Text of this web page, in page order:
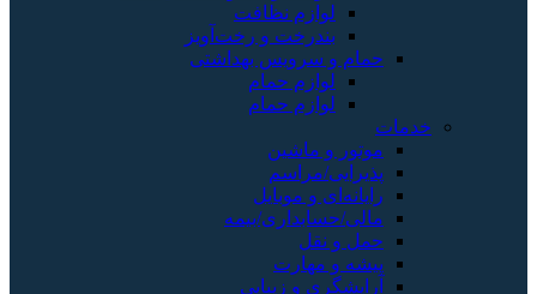
لوازم نظافت
بندرخت و رخت‌آویز
حمام و سرویس بهداشتی
لوازم حمام
لوازم حمام
خدمات
موتور و ماشین
پذیرایی/مراسم
رایانه‌ای و موبایل
مالی/حسابداری/بیمه
حمل و نقل
پیشه و مهارت
آرایشگری و زیبایی